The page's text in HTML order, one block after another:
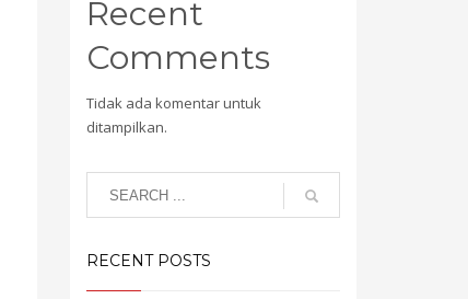
Recent
Comments
Tidak ada komentar untuk
ditampilkan.
RECENT POSTS